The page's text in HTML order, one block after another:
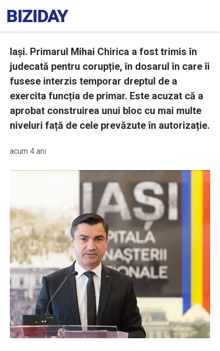
Iași. Primarul Mihai Chirica a fost trimis în
judecată pentru corupție, în dosarul în care îi
fusese interzis temporar dreptul de a
exercita funcția de primar. Este acuzat că a
aprobat construirea unui bloc cu mai multe
niveluri față de cele prevăzute în autorizație.
acum 4 ani